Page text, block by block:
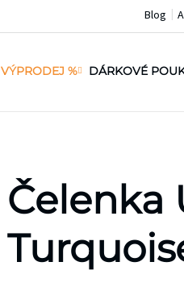
Blog
VÝPRODEJ % DÁRKOVÉ
Čelenka